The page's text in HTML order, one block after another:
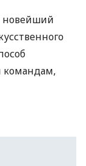
новейший
командам,